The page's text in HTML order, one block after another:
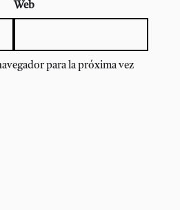
Web
para la próxima vez